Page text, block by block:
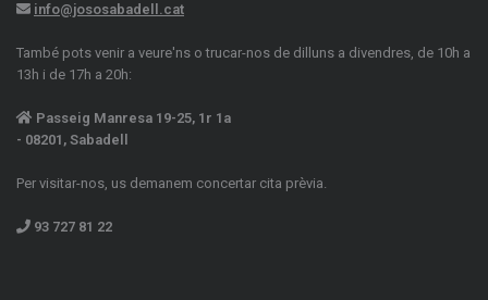
info@jososabadell.cat
També pots venir a veure'ns o trucar-nos de dilluns a divendres, de 10h a
13h i de 17h a 20h:
Passeig Manresa 19-25, 1r 1a
- 08201, Sabadell
Per visitar-nos, us demanem concertar cita prèvia.
93 727 81 22